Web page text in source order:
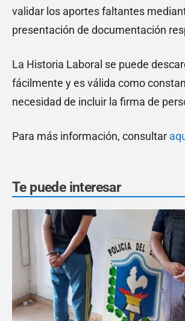
validar los aportes faltantes
presentación de documentación
La Historia Laboral se puede
fácilmente y es válida como
necesidad de incluir la firma de
Para más información, consultar
Te puede interesar